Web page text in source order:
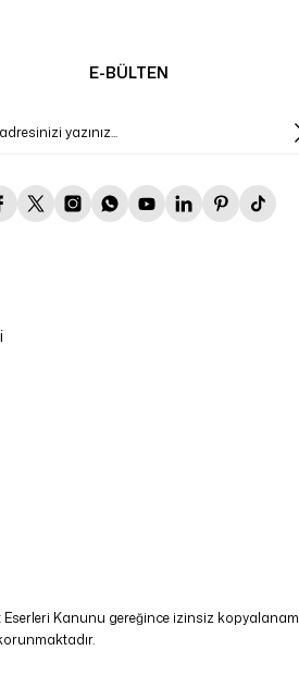
E-BÜLTEN
Kanunu gereğince izinsiz